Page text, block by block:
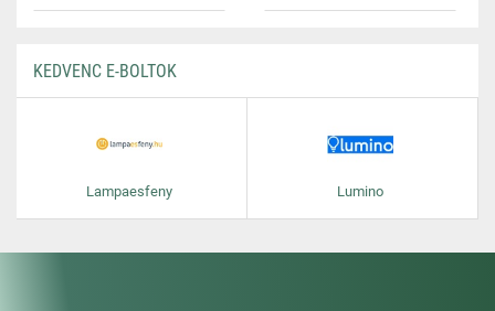
KEDVENC E-BOLTOK
Lampaesfeny Lumino